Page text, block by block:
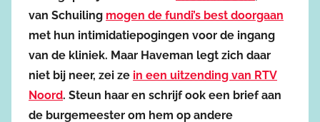
van Schuiling mogen de fundi’s best doorgaan
met hun intimidatiepogingen voor de ingang
van de kliniek. Maar Haveman legt zich daar
niet bij neer, zei ze in een uitzending van RTV
Noord. Steun haar en schrijf ook een brief aan
de burgemeester om hem op andere